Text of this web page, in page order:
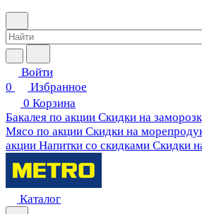
Войти
0
Избранное
0 Корзина
Бакалея по акции Скидки на
Мясо по акции Скидки на
акции Напитки со скидками Скидки
Каталог